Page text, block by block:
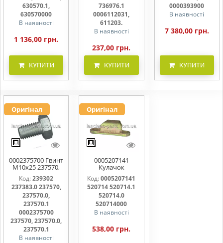
630570.1,
630570000
В наявності
1 136,00 грн.
КУПИТИ
611203.
736976.1
0006112031,
611203.
В наявності
237,00 грн.
КУПИТИ
0000393900
В наявності
7 380,00 грн.
КУПИТИ
Оригінал
0002375700 Гвинт
M10x25 237570,
237570.0,
237570.1
Код:239302
237383.0 237570,
237570.0,
237570.1
0002375700
237570, 237570.0,
237570.1
В наявності
Оригінал
0005207141
Кулачок
ножовий,
прижим коси
520714, 520714.0
Код: 0005207141
520714 520714.1
520714.0
520714000
В наявності
538,00 грн.